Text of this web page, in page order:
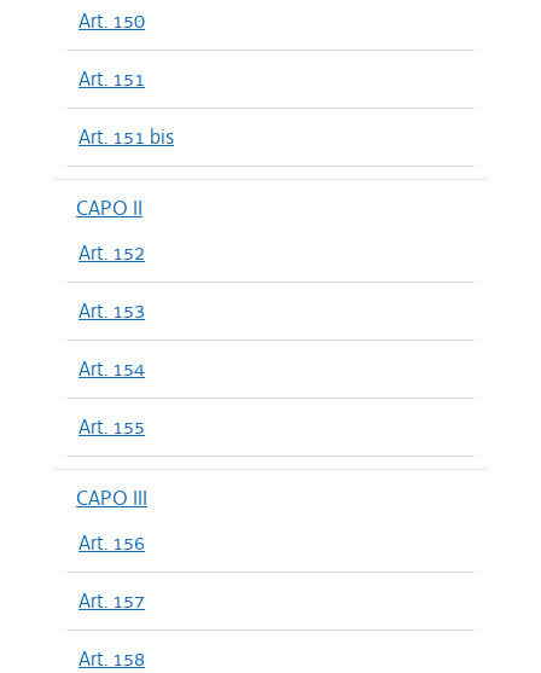
Art. 150
Art. 151
Art. 151 bis
CAPO II
Art. 152
Art. 153
Art. 154
Art. 155
CAPO III
Art. 156
Art. 157
Art. 158